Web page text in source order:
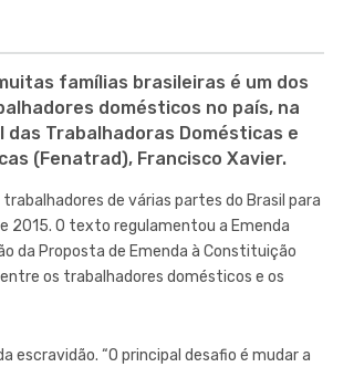
famílias brasileiras é um dos
domésticos no país, na
Trabalhadoras Domésticas e
(Fenatrad), Francisco Xavier.
de várias partes do Brasil para
2015. O texto regulamentou a Emenda
da Proposta de Emenda à Constituição
os trabalhadores domésticos e os
escravidão. “O principal desafio é mudar a